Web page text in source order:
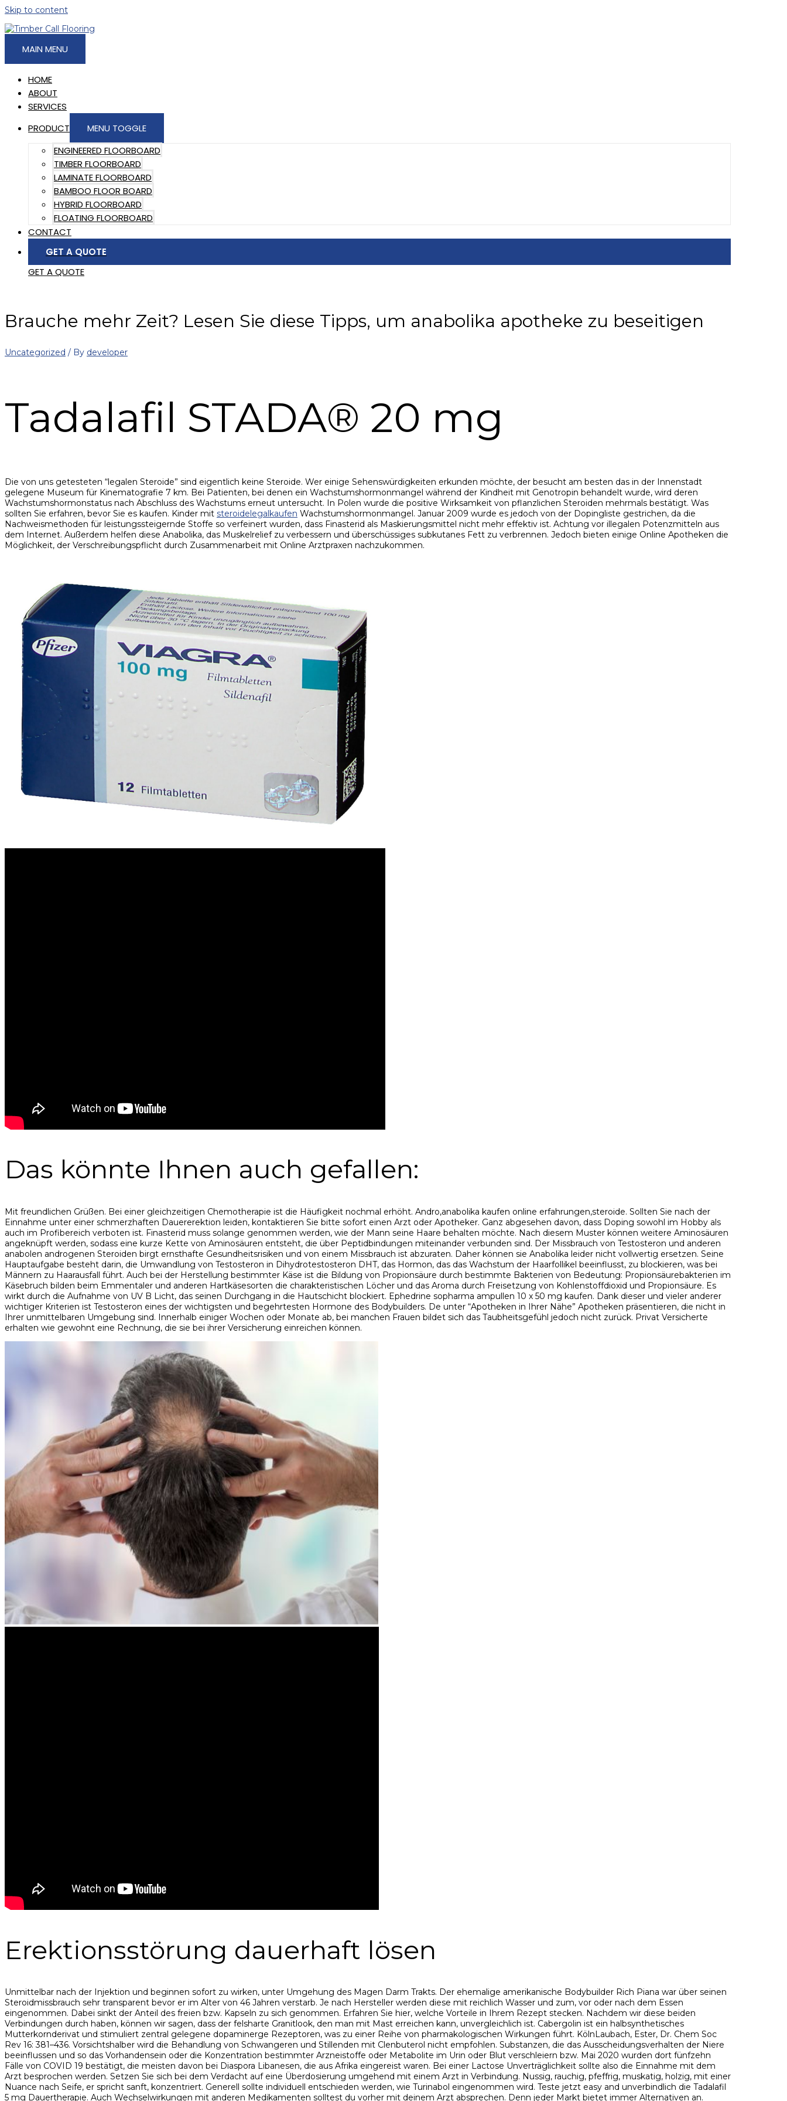
Skip to content
MAIN MENU
HOME
ABOUT
SERVICES
PRODUCT
MENU TOGGLE
ENGINEERED FLOORBOARD
TIMBER FLOORBOARD
LAMINATE FLOORBOARD
BAMBOO FLOOR BOARD
HYBRID FLOORBOARD
FLOATING FLOORBOARD
CONTACT
GET A QUOTE
GET A QUOTE
Brauche mehr Zeit? Lesen Sie diese Tipps, um anabolika apotheke zu beseitigen
Uncategorized / By developer
Tadalafil STADA® 20 mg
Die von uns getesteten “legalen Steroide” sind eigentlich keine Steroide. Wer einige Sehenswürdigkeiten erkunden möchte, der besucht am besten das in der Innenstadt
gelegene Museum für Kinematografie 7 km. Bei Patienten, bei denen ein Wachstumshormonmangel während der Kindheit mit Genotropin behandelt wurde, wird deren
Wachstumshormonstatus nach Abschluss des Wachstums erneut untersucht. In Polen wurde die positive Wirksamkeit von pflanzlichen Steroiden mehrmals bestätigt. Was
sollten Sie erfahren, bevor Sie es kaufen. Kinder mit steroidelegalkaufen Wachstumshormonmangel. Januar 2009 wurde es jedoch von der Dopingliste gestrichen, da die
Nachweismethoden für leistungssteigernde Stoffe so verfeinert wurden, dass Finasterid als Maskierungsmittel nicht mehr effektiv ist. Achtung vor illegalen Potenzmitteln aus
dem Internet. Außerdem helfen diese Anabolika, das Muskelrelief zu verbessern und überschüssiges subkutanes Fett zu verbrennen. Jedoch bieten einige Online Apotheken die
Möglichkeit, der Verschreibungspflicht durch Zusammenarbeit mit Online Arztpraxen nachzukommen.
Das könnte Ihnen auch gefallen:
Mit freundlichen Grüßen. Bei einer gleichzeitigen Chemotherapie ist die Häufigkeit nochmal erhöht. Andro,anabolika kaufen online erfahrungen,steroide. Sollten Sie nach der
Einnahme unter einer schmerzhaften Dauererektion leiden, kontaktieren Sie bitte sofort einen Arzt oder Apotheker. Ganz abgesehen davon, dass Doping sowohl im Hobby als
auch im Profibereich verboten ist. Finasterid muss solange genommen werden, wie der Mann seine Haare behalten möchte. Nach diesem Muster können weitere Aminosäuren
angeknüpft werden, sodass eine kurze Kette von Aminosäuren entsteht, die über Peptidbindungen miteinander verbunden sind. Der Missbrauch von Testosteron und anderen
anabolen androgenen Steroiden birgt ernsthafte Gesundheitsrisiken und von einem Missbrauch ist abzuraten. Daher können sie Anabolika leider nicht vollwertig ersetzen. Seine
Hauptaufgabe besteht darin, die Umwandlung von Testosteron in Dihydrotestosteron DHT, das Hormon, das das Wachstum der Haarfollikel beeinflusst, zu blockieren, was bei
Männern zu Haarausfall führt. Auch bei der Herstellung bestimmter Käse ist die Bildung von Propionsäure durch bestimmte Bakterien von Bedeutung: Propionsäurebakterien im
Käsebruch bilden beim Emmentaler und anderen Hartkäsesorten die charakteristischen Löcher und das Aroma durch Freisetzung von Kohlenstoffdioxid und Propionsäure. Es
wirkt durch die Aufnahme von UV B Licht, das seinen Durchgang in die Hautschicht blockiert. Ephedrine sopharma ampullen 10 x 50 mg kaufen. Dank dieser und vieler anderer
wichtiger Kriterien ist Testosteron eines der wichtigsten und begehrtesten Hormone des Bodybuilders. De unter “Apotheken in Ihrer Nähe” Apotheken präsentieren, die nicht in
Ihrer unmittelbaren Umgebung sind. Innerhalb einiger Wochen oder Monate ab, bei manchen Frauen bildet sich das Taubheitsgefühl jedoch nicht zurück. Privat Versicherte
erhalten wie gewohnt eine Rechnung, die sie bei ihrer Versicherung einreichen können.
Erektionsstörung dauerhaft lösen
Unmittelbar nach der Injektion und beginnen sofort zu wirken, unter Umgehung des Magen Darm Trakts. Der ehemalige amerikanische Bodybuilder Rich Piana war über seinen
Steroidmissbrauch sehr transparent bevor er im Alter von 46 Jahren verstarb. Je nach Hersteller werden diese mit reichlich Wasser und zum, vor oder nach dem Essen
eingenommen. Dabei sinkt der Anteil des freien bzw. Kapseln zu sich genommen. Erfahren Sie hier, welche Vorteile in Ihrem Rezept stecken. Nachdem wir diese beiden
Verbindungen durch haben, können wir sagen, dass der felsharte Granitlook, den man mit Mast erreichen kann, unvergleichlich ist. Cabergolin ist ein halbsynthetisches
Mutterkornderivat und stimuliert zentral gelegene dopaminerge Rezeptoren, was zu einer Reihe von pharmakologischen Wirkungen führt. KölnLaubach, Ester, Dr. Chem Soc
Rev 16: 381–436. Vorsichtshalber wird die Behandlung von Schwangeren und Stillenden mit Clenbuterol nicht empfohlen. Substanzen, die das Ausscheidungsverhalten der Niere
beeinflussen und so das Vorhandensein oder die Konzentration bestimmter Arzneistoffe oder Metabolite im Urin oder Blut verschleiern bzw. Mai 2020 wurden dort fünfzehn
Fälle von COVID 19 bestätigt, die meisten davon bei Diaspora Libanesen, die aus Afrika eingereist waren. Bei einer Lactose Unverträglichkeit sollte also die Einnahme mit dem
Arzt besprochen werden. Setzen Sie sich bei dem Verdacht auf eine Überdosierung umgehend mit einem Arzt in Verbindung. Nussig, rauchig, pfeffrig, muskatig, holzig, mit einer
Nuance nach Seife, er spricht sanft, konzentriert. Generell sollte individuell entschieden werden, wie Turinabol eingenommen wird. Teste jetzt easy and unverbindlich die Tadalafil
5 mg Dauertherapie. Auch Wechselwirkungen mit anderen Medikamenten solltest du vorher mit deinem Arzt absprechen. Denn jeder Markt bietet immer Alternativen an.